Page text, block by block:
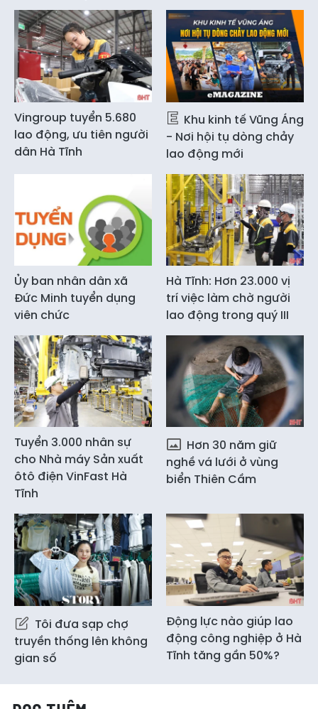
Vingroup tuyển 5.680
lao động, ưu tiên người
dân Hà Tĩnh
Khu kinh tế Vũng Áng
- Nơi hội tụ dòng chảy
lao động mới
Ủy ban nhân dân xã
Đức Minh tuyển dụng
viên chức
Hà Tĩnh: Hơn 23.000 vị
trí việc làm chờ người
lao động trong quý III
Tuyển 3.000 nhân sự
cho Nhà máy Sản xuất
ôtô điện VinFast Hà
Tĩnh
Hơn 30 năm giữ
nghề vá lưới ở vùng
biển Thiên Cầm
Tôi đưa sạp chợ
truyền thống lên không
gian số
Động lực nào giúp lao
động công nghiệp ở Hà
Tĩnh tăng gần 50%?